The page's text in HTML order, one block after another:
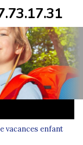
vacances enfant